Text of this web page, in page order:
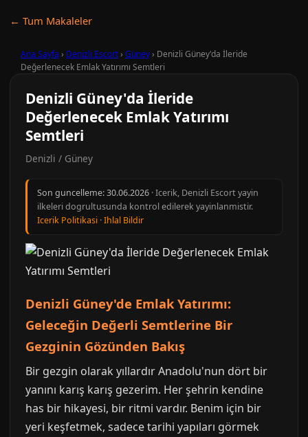
← Tum Makaleler
Ana Sayfa › Denizli Escort› Güney› Denizli Güney'da İleride
Değerlenecek Emlak Yatırımı Semtleri
Denizli Güney'da İleride
Değerlenecek Emlak Yatırımı
Semtleri
Denizli / Güney
Son guncelleme:30.06.2026 · Icerik, Denizli Escort yayin
ilkeleri dogrultusunda kontrol edilerek yayinlanmistir.
Icerik Politikasi ·Ihlal Bildir
Denizli Güney'de Emlak Yatırımı:
Geleceğin Değerli Semtlerine Bir
Gezginin Gözünden Bakış
Bir gezgin olarak yıllardır Anadolu'nun dört bir
yanını karış karış gezerim. Her şehrin kendine
has bir hikayesi, bir ritmi vardır. Benim için bir
yeri keşfetmek, sadece tarihi yapıları görmek